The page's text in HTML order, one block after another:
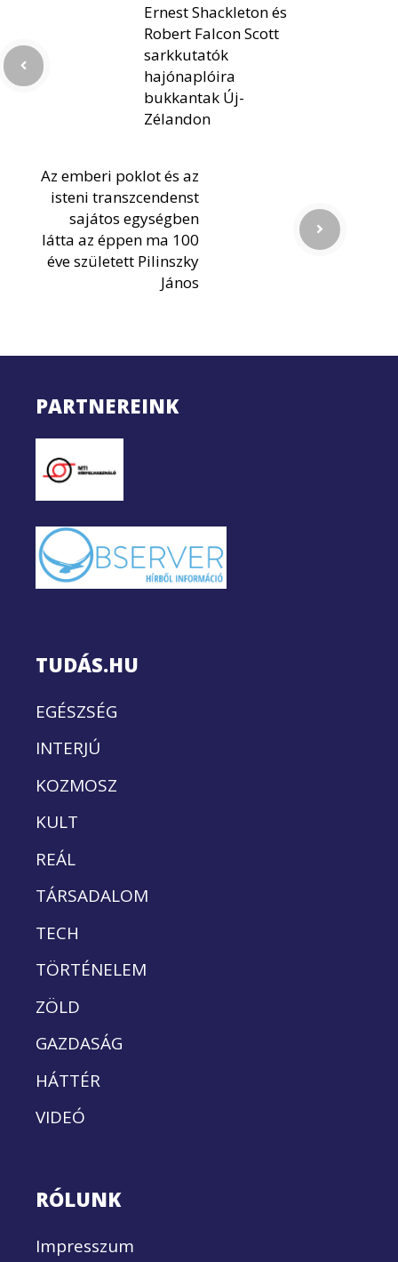
Ernest Shackleton és
Robert Falcon Scott
sarkkutatók
hajónaplóira
bukkantak Új-
Zélandon
Az emberi poklot és az
isteni transzcendenst
sajátos egységben
látta az éppen ma 100
éve született Pilinszky
János
PARTNEREINK
TUDÁS.HU
EGÉSZSÉG
INTERJÚ
KOZMOSZ
KULT
REÁL
TÁRSADALOM
TECH
TÖRTÉNELEM
ZÖLD
GAZDASÁG
HÁTTÉR
VIDEÓ
RÓLUNK
Impresszum